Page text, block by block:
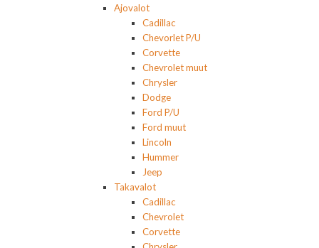
Ajovalot
Cadillac
Chevorlet P/U
Corvette
Chevrolet muut
Chrysler
Dodge
Ford P/U
Ford muut
Lincoln
Hummer
Jeep
Takavalot
Cadillac
Chevrolet
Corvette